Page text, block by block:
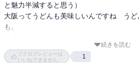
と魅力半減すると思う）
大阪ってうどんも美味しいんですね　う
も。
続きを読む
ブクログレビューは
いいねできません
1